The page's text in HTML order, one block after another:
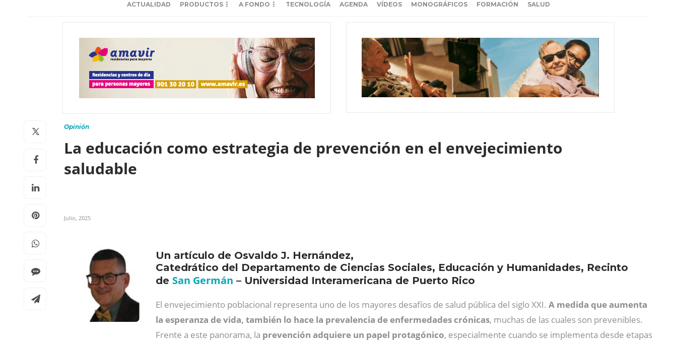
ACTUALIDAD PRODUCTOS A FONDO TECNOLOGÍA AGENDA VÍDEOS MONOGRÁFICOS FORMACIÓN SALUD
Opinión
La educación como estrategia de prevención en el envejecimiento
saludable
Julio, 2025
Un artículo de Osvaldo J. Hernández,
Catedrático del Departamento de Ciencias Sociales, Educación y Humanidades, Recinto
de San Germán – Universidad Interamericana de Puerto Rico
El envejecimiento poblacional representa uno de los mayores desafíos de salud pública del siglo XXI. A medida que aumenta
la esperanza de vida, también lo hace la prevalencia de enfermedades crónicas, muchas de las cuales son prevenibles.
Frente a este panorama, la prevención adquiere un papel protagónico, especialmente cuando se implementa desde etapas